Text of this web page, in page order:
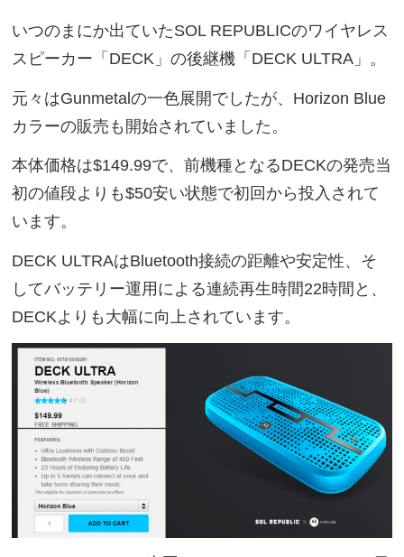
いつのまにか出ていたSOL REPUBLICのワイヤレス
スピーカー「DECK」の後継機「DECK ULTRA」。
元々はGunmetalの一色展開でしたが、Horizon Blue
カラーの販売も開始されていました。
本体価格は$149.99で、前機種となるDECKの発売当
初の値段よりも$50安い状態で初回から投入されて
います。
DECK ULTRAはBluetooth接続の距離や安定性、そ
してバッテリー運用による連続再生時間22時間と、
DECKよりも大幅に向上されています。